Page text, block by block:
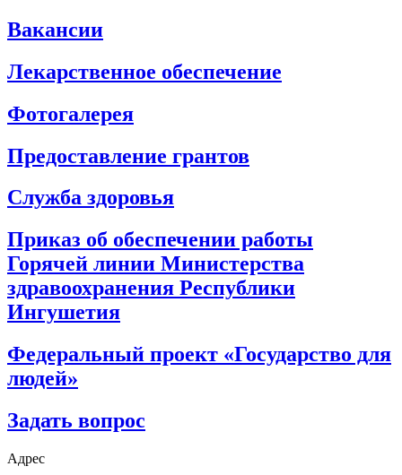
Вакансии
Лекарственное обеспечение
Фотогалерея
Предоставление грантов
Служба здоровья
Приказ об обеспечении работы
Горячей линии Министерства
здравоохранения Республики
Ингушетия
Федеральный проект «Государство для
людей»
Задать вопрос
Адрес